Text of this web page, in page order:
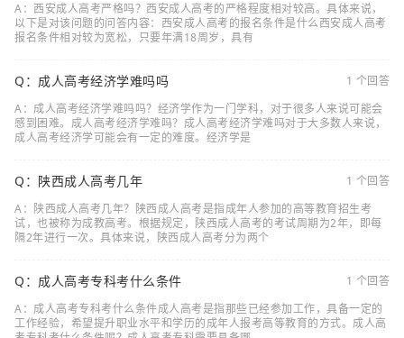
A：西安成人高考严格吗？西安成人高考的严格程度相对较高。具体来说，
以下是对该问题的问答内容：西安成人高考的报名条件是什么西安成人高考
报名条件相对较为宽松，只要年满18周岁，具有
Q：成人高考经济学难吗吗
1 个回答
A：成人高考经济学难吗吗？经济学作为一门学科，对于很多人来说可能会
感到困难。成人高考经济学难吗？成人高考经济学难吗对于大多数人来说，
成人高考经济学可能会有一定的难度。经济学是
Q：陕西成人高考几年
1 个回答
A：陕西成人高考几年？陕西成人高考是指成年人参加的高等教育招生考
试，也被称为成教高考。根据规定，陕西成人高考的考试周期为2年，即每
隔2年进行一次。具体来说，陕西成人高考分为两个
Q：成人高考专科考什么条件
1 个回答
A：成人高考专科考什么条件成人高考是指那些已经参加工作，具备一定的
工作经验，希望提升职业水平和学历的成年人报考高等教育的方式。成人高